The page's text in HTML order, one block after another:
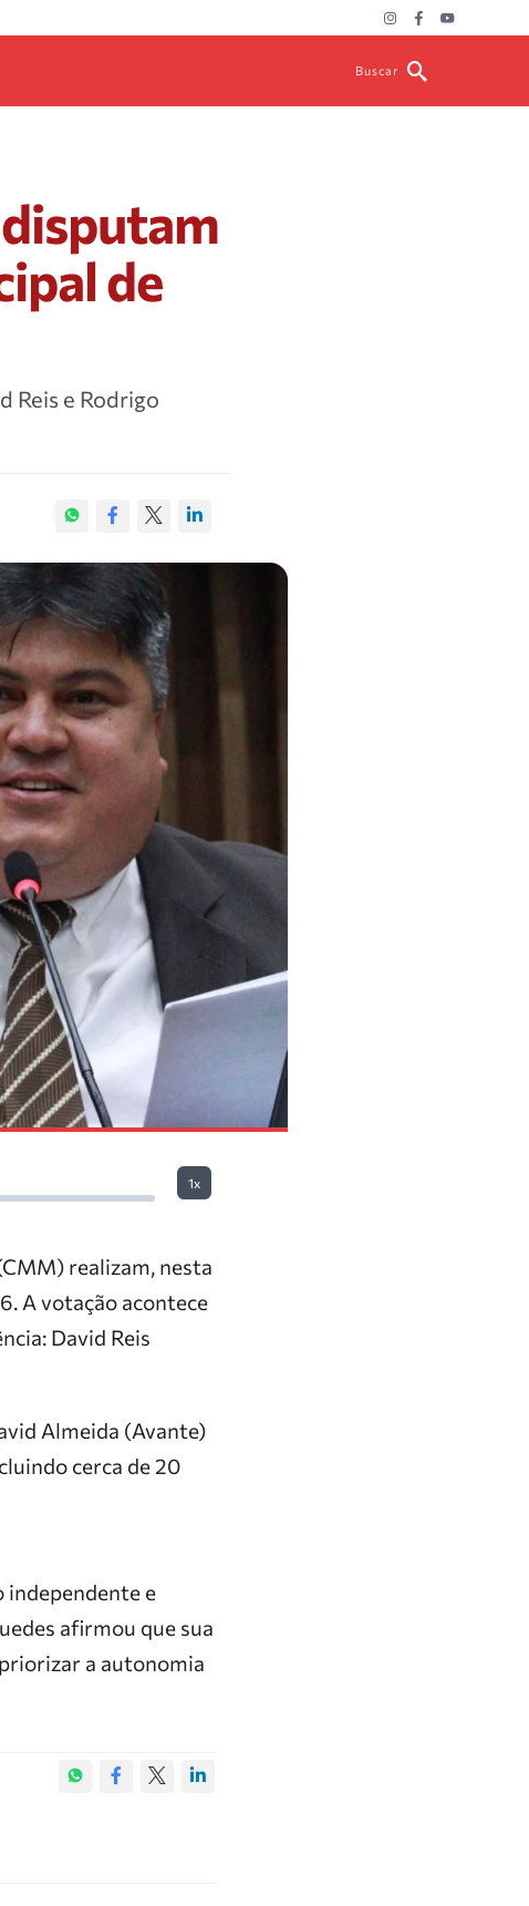
Buscar
de
Reis e Rodrigo
1x
realizam, nesta
A votação acontece
David Reis
Almeida (Avante)
cerca de 20
independente e
afirmou que sua
a autonomia